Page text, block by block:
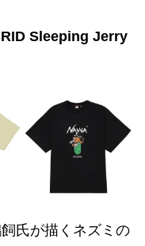
Sleeping Jerry
氏が描くネズミの